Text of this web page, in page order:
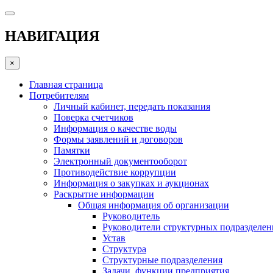
НАВИГАЦИЯ
×
Главная страница
Потребителям
Личный кабинет, передать показания
Поверка счетчиков
Информация о качестве воды
Формы заявлений и договоров
Памятки
Электронный документооборот
Противодействие коррупции
Информация о закупках и аукционах
Раскрытие информации
Общая информация об организации
Руководитель
Руководители структурных
Устав
Структура
Структурные подразделения
Задачи, функции предприятия